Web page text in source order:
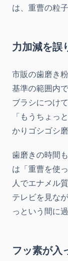
は、重曹の粒
力加減を誤
市販の歯磨き
基準の範囲内
ブラシにつけ
「もうちょっ
かりゴシゴシ
歯磨きの時間
は「重曹を使
人でエナメル
テレビを見な
っという間に
フッ素が